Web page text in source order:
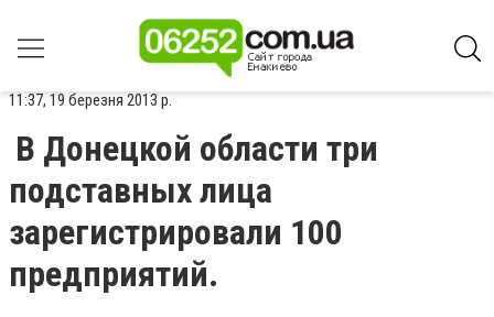
11:37, 19 березня 2013 р.
В Донецкой области три
подставных лица
зарегистрировали 100
предприятий.